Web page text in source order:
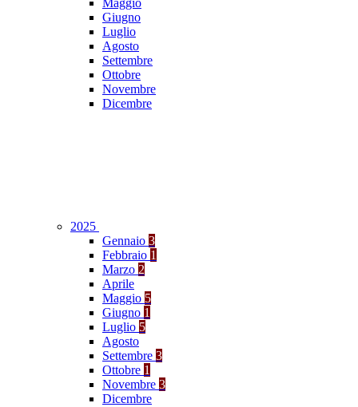
Maggio
Giugno
Luglio
Agosto
Settembre
Ottobre
Novembre
Dicembre
2025
Gennaio 3
Febbraio 1
Marzo 2
Aprile
Maggio 5
Giugno 1
Luglio 5
Agosto
Settembre 3
Ottobre 1
Novembre 3
Dicembre